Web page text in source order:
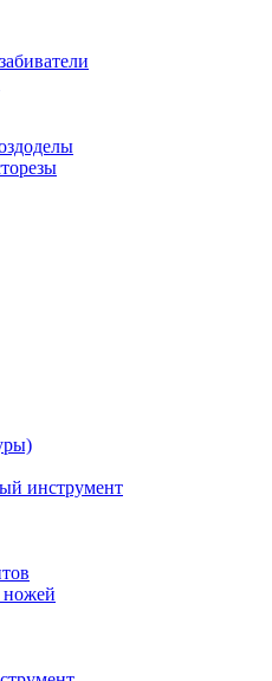
инструмент
ножей